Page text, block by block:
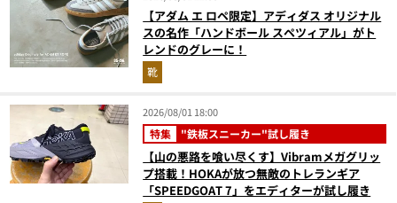
【アダム エ ロペ限定】アディダス オリジナル
スの名作「ハンドボール スペツィアル」がト
レンドのグレーに！
靴
2026/08/01 18:00
特集 "鉄板スニーカー"試し履き
【山の悪路を喰い尽くす】Vibramメガグリッ
プ搭載！HOKAが放つ無敵のトレランギア
「SPEEDGOAT 7」をエディターが試し履き